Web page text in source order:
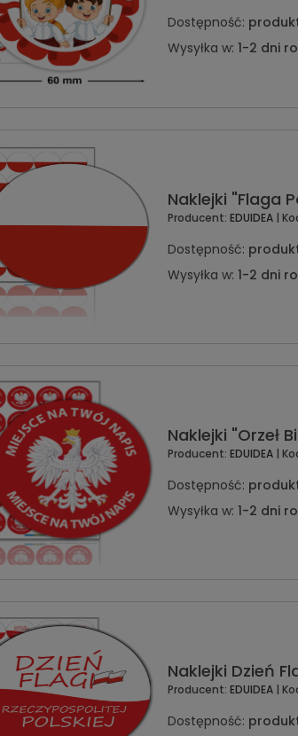
Dostępność:
Wysyłka w: 1-2 dni
Naklejki "Flaga
Producent: EDUIDEA |
Dostępność:
Wysyłka w: 1-2 dni
Naklejki "Orzeł
Producent: EDUIDEA |
Dostępność:
Wysyłka w: 1-2 dni
Naklejki Dzień
Producent: EDUIDEA |
Dostępność: